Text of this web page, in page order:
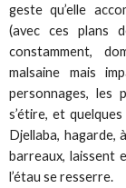
geste qu’elle
(avec ces plans
constamment,
malsaine mais
personnages, les
s’étire, et
Djellaba, hagarde,
barreaux, laissent
l’étau se resserre.